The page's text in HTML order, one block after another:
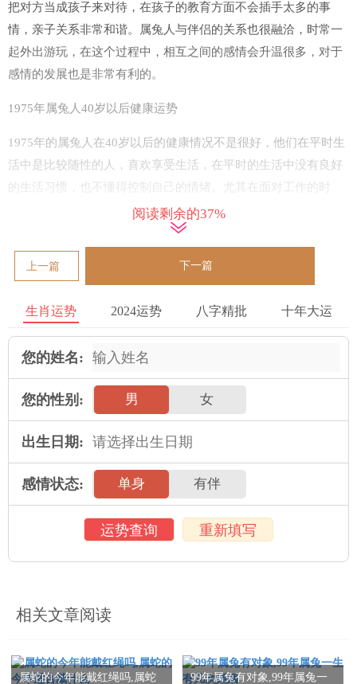
把对方当成孩子来对待，在孩子的教育方面不会插手太多的事
情，亲子关系非常和谐。属兔人与伴侣的关系也很融洽，时常一
起外出游玩，在这个过程中，相互之间的感情会升温很多，对于
感情的发展也是非常有利的。
1975年属兔人40岁以后健康运势
1975年的属兔人在40岁以后的健康情况不是很好，他们在平时生
活中是比较随性的人，喜欢享受生活，在平时的生活中没有良好
的生活习惯，也不懂得控制自己的情绪。尤其在面对工作的时
候，总是表现得不自信，这样的态度对健康是非常不利的，很有
另外属兔人平时也要养成一个良好的作息习惯，不要经常熬夜，
在饮食方面多吃一些清淡的食物，这样会让身体处于比较好的状
态中。如果长时间处于这样的状态，也会给健康带来很大的危
间来锻炼身体。开车人士出门在外要特别注意出行安全，切记遵
守交通规则，不可疲劳驾驶，更不可酒后驾驶。
2025年运势
属鼠人2025年全年运势详解 属牛人2025年全年运势详解
属虎人2025年全年运势详解 属兔人2025年全年运势详解
属龙人2025年全年运势详解 属蛇人2025年全年运势详解
属狗人2025年全年运势详解
本文： 属兔75年的婚姻 75年属兔的感情
阅读剩余的37%
上一篇 下一篇
生肖运势 2024运势 八字精批 十年大运
您的姓名:
您的性别: 男 女
出生日期:
感情状态: 单身 有伴
运势查询 重新填写
相关文章阅读
属蛇的今年能戴红绳吗,属蛇
99年属兔有对象,99年属兔一